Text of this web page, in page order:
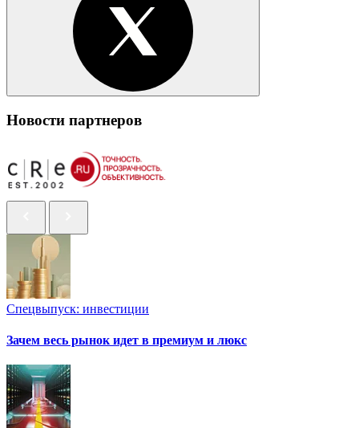
Новости партнеров
Спецвыпуск: инвестиции
Зачем весь рынок идет в премиум и люкс